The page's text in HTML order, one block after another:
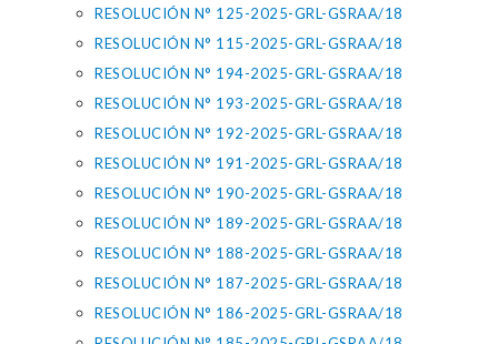
RESOLUCIÓN N° 125-2025-GRL-GSRAA/18
RESOLUCIÓN N° 115-2025-GRL-GSRAA/18
RESOLUCIÓN N° 194-2025-GRL-GSRAA/18
RESOLUCIÓN N° 193-2025-GRL-GSRAA/18
RESOLUCIÓN N° 192-2025-GRL-GSRAA/18
RESOLUCIÓN N° 191-2025-GRL-GSRAA/18
RESOLUCIÓN N° 190-2025-GRL-GSRAA/18
RESOLUCIÓN N° 189-2025-GRL-GSRAA/18
RESOLUCIÓN N° 188-2025-GRL-GSRAA/18
RESOLUCIÓN N° 187-2025-GRL-GSRAA/18
RESOLUCIÓN N° 186-2025-GRL-GSRAA/18